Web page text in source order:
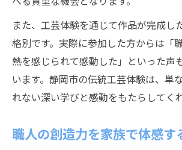
また、工芸体験を通じて作品が完成し
格別です。実際に参加した方からは「
熱を感じられて感動した」といった声
います。静岡市の伝統工芸体験は、単
れない深い学びと感動をもたらしてく
職人の創造力を家族で体感す